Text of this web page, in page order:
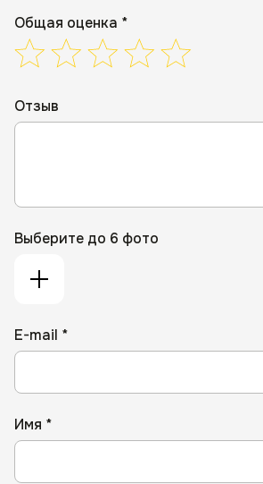
Общая оценка *
Отзыв
Выберите до 6 фото
E-mail *
Имя *